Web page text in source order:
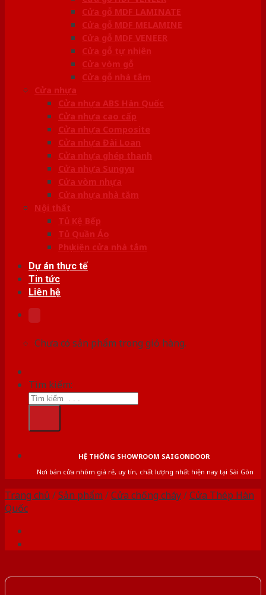
Cửa gỗ MDF LAMINATE
Cửa gỗ MDF MELAMINE
Cửa gỗ MDF VENEER
Cửa gỗ tự nhiên
Cửa vòm gỗ
Cửa gỗ nhà tắm
Cửa nhựa
Cửa nhựa ABS Hàn Quốc
Cửa nhựa cao cấp
Cửa nhựa Composite
Cửa nhựa Đài Loan
Cửa nhựa ghép thanh
Cửa nhựa Sungyu
Cửa vòm nhựa
Cửa nhựa nhà tắm
Nội thất
Tủ Kệ Bếp
Tủ Quần Áo
Phụ kiện cửa nhà tắm
Dự án thực tế
Tin tức
Liên hệ
Chưa có sản phẩm trong giỏ hàng.
Tìm kiếm:
HỆ THỐNG SHOWROOM SAIGONDOOR
Nơi bán cửa nhôm giá rẻ, uy tín, chất lượng nhất hiện nay tại Sài Gòn
Trang chủ /Sản phẩm /Cửa chống cháy/Cửa Thép Hàn
Quốc